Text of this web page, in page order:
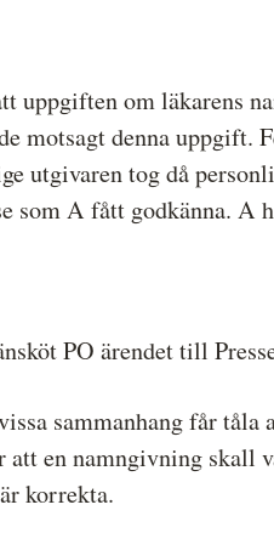
om läkarens
motsagt denna
utgivaren tog då
som A fått godkänna. A
PO ärendet till
sammanhang får
en namngivning skall
korrekta.